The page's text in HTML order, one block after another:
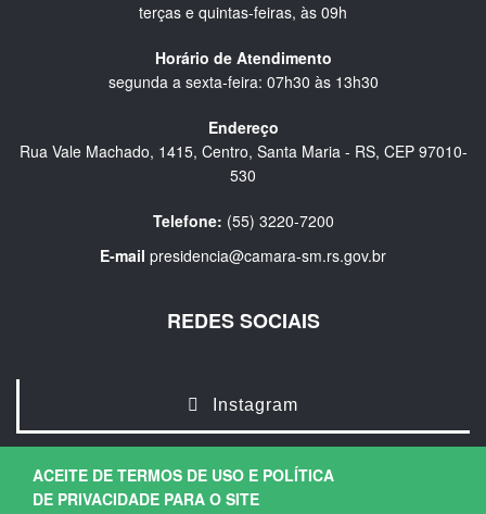
ACEITE DE TERMOS DE USO E POLÍTICA
DE PRIVACIDADE PARA O SITE
terças e quintas-feiras, às 09h
Horário de Atendimento
segunda a sexta-feira: 07h30 às 13h30
Endereço
Rua Vale Machado, 1415, Centro, Santa Maria - RS, CEP 97010-
530
Telefone: (55) 3220-7200
E-mail presidencia@camara-sm.rs.gov.br
REDES SOCIAIS
Instagram